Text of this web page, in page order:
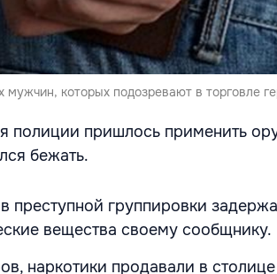
мужчин, которых подозревают в торговле
полиции пришлось применить
бежать.
преступной группировки
вещества своему сообщнику.
наркотики продавали в